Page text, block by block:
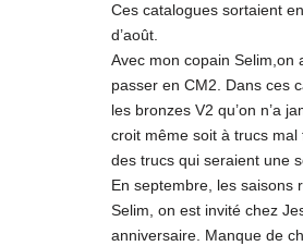
Ces catalogues sortaient
d’août.
Avec mon copain Selim,on
passer en CM2. Dans ces
les bronzes V2 qu’on n’a
croit même soit à trucs
des trucs qui seraient une
En septembre, les saisons
Selim, on est invité chez
anniversaire. Manque de